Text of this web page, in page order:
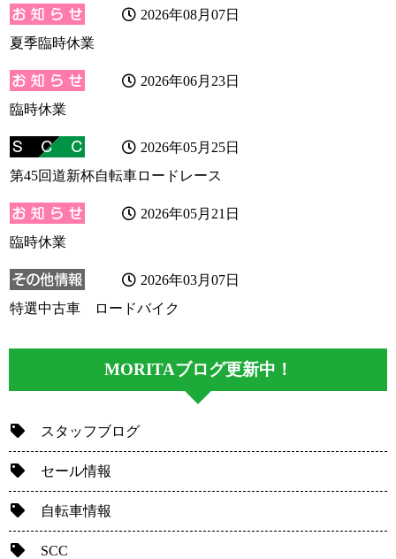
2026年08月07日
夏季臨時休業
2026年06月23日
臨時休業
2026年05月25日
第45回道新杯自転車ロードレース
2026年05月21日
臨時休業
2026年03月07日
特選中古車 ロードバイク
MORITAブログ更新中！
スタッフブログ
セール情報
自転車情報
SCC